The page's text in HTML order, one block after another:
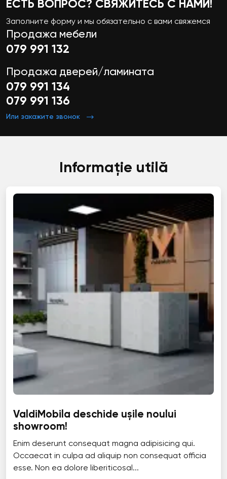
ЕСТЬ ВОПРОС? СВЯЖИТЕСЬ С НАМИ!
Заполните форму и мы обязательно с вами свяжемся
Продажа мебели
079 991 132
Продажа дверей/ламината
079 991 134
079 991 136
Или закажите звонок
Informație utilă
ValdiMobila deschide ușile noului
showroom!
Enim deserunt consequat magna adipisicing qui.
Occaecat in culpa ad aliquip non consequat officia
esse. Non ea dolore liberiticosal...